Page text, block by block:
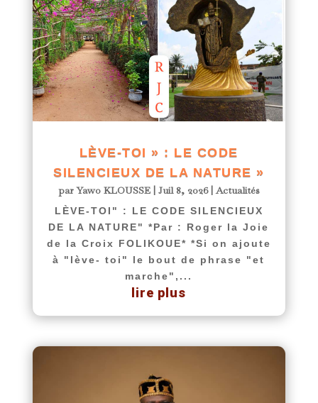
LÈVE-TOI » : LE CODE
SILENCIEUX DE LA NATURE »
parYawo KLOUSSE| Juil 8, 2026|Actualités
LÈVE-TOI" : LE CODE SILENCIEUX
DE LA NATURE" *Par : Roger la Joie
de la Croix FOLIKOUE* *Si on ajoute
à "lève- toi" le bout de phrase "et
marche",...
lire plus